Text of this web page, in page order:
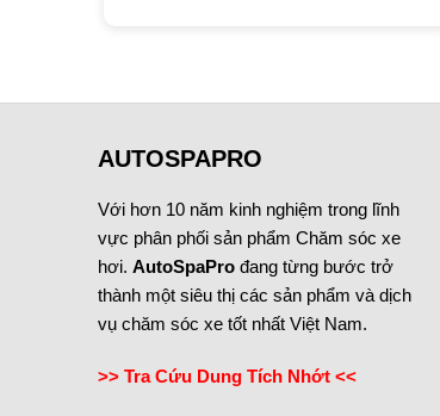
AUTOSPAPRO
Với hơn 10 năm kinh nghiệm trong lĩnh
vực phân phối sản phẩm Chăm sóc xe
hơi. AutoSpaPro đang từng bước trở
thành một siêu thị các sản phẩm và dịch
vụ chăm sóc xe tốt nhất Việt Nam.
>> Tra Cứu Dung Tích Nhớt <<